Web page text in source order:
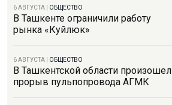
6 АВГУСТА ОБЩЕСТВО
В Ташкенте ограничили работу
рынка «Куйлюк»
6 АВГУСТА ОБЩЕСТВО
В Ташкентской области произошел
прорыв пульпопровода АГМК